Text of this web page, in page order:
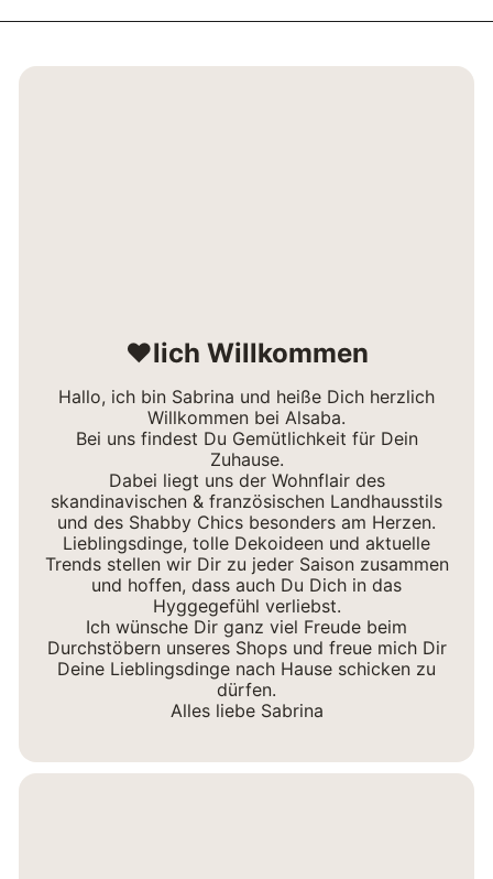
❤lich Willkommen
Hallo, ich bin Sabrina und heiße Dich herzlich
Willkommen bei Alsaba.
Bei uns findest Du Gemütlichkeit für Dein
Zuhause.
Dabei liegt uns der Wohnflair des
skandinavischen & französischen Landhausstils
und des Shabby Chics besonders am Herzen.
Lieblingsdinge, tolle Dekoideen und aktuelle
Trends stellen wir Dir zu jeder Saison zusammen
und hoffen, dass auch Du Dich in das
Hyggegefühl verliebst.
Ich wünsche Dir ganz viel Freude beim
Durchstöbern unseres Shops und freue mich Dir
Deine Lieblingsdinge nach Hause schicken zu
dürfen.
Alles liebe Sabrina